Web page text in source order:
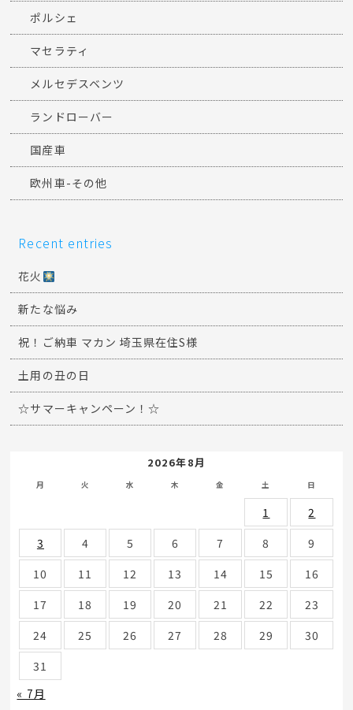
ポルシェ
マセラティ
メルセデスベンツ
ランドローバー
国産車
欧州車-その他
Recent entries
花火
新たな悩み
祝！ご納車 マカン 埼玉県在住S様
土用の丑の日
☆サマーキャンペーン！☆
2026年8月
月 火 水 木 金 土 日
1
2
3
4 5 6 7 8
9
10
11 12 13 14 15
16
17
18 19 20 21 22
23
24
25 26 27 28 29
30
31
« 7月